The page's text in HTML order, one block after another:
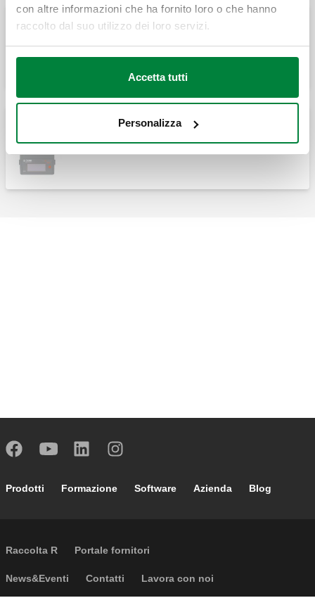
con altre informazioni che ha fornito loro o che hanno
raccolto dal suo utilizzo dei loro servizi.
Accetta tutti
Personalizza
ricircolo ACS.
Uscita impulsiva.
Footer main navigation
Prodotti Formazione Software Azienda Blog
External links
Raccolta R Portale fornitori
Footer secondary navigation
News&Eventi Contatti Lavora con noi